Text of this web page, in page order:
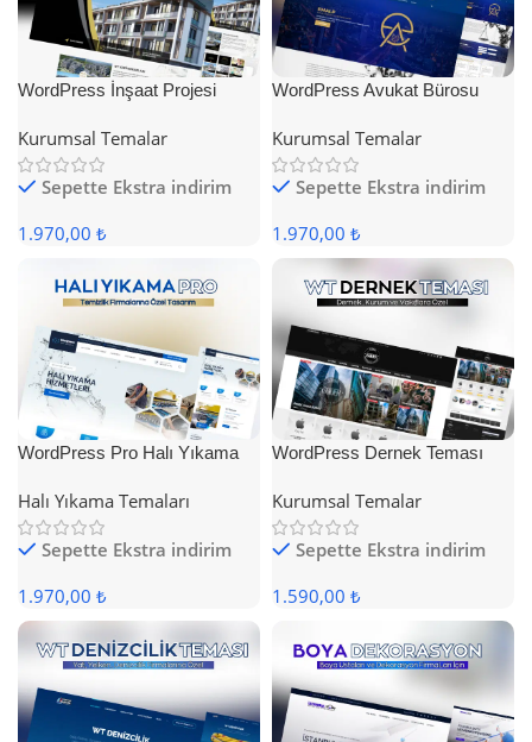
WordPress İnşaat Projesi
Kurumsal Temalar
Sepette Ekstra indirim
1.970,00 ₺
WordPress Avukat Bürosu
Kurumsal Temalar
Sepette Ekstra indirim
1.970,00 ₺
WordPress Pro Halı Yıkama
Halı Yıkama Temaları
Sepette Ekstra indirim
1.970,00 ₺
WordPress Dernek Teması
Kurumsal Temalar
Sepette Ekstra indirim
1.590,00 ₺